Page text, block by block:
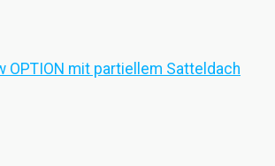
OPTION mit partiellem Satteldach